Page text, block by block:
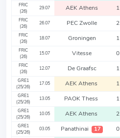
FRIC
(26)
29.07 AEK Athens 1
FRIC
(26)
26.07 PEC Zwolle 2
FRIC
(26)
18.07 Groningen 1
FRIC
(26)
15.07 Vitesse 0
FRIC
(26)
12.07 De Graafsc 1
GRE1
(25/26)
17.05 AEK Athens 1
GRE1
(25/26)
13.05 PAOK Thess 1
GRE1
(25/26)
10.05 AEK Athens 2
GRE1
(25/26)
03.05 Panathinai 17 0